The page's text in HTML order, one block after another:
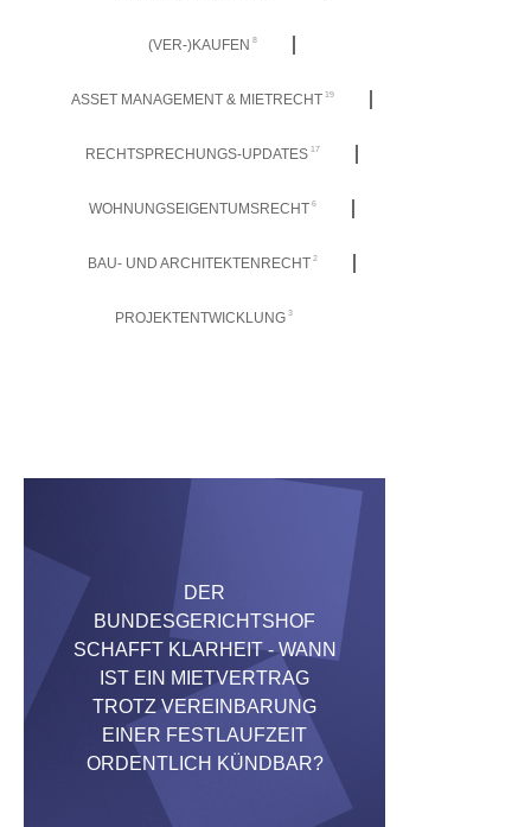
(VER-)KAUFEN 8
ASSET MANAGEMENT & MIETRECHT 19
RECHTSPRECHUNGS-UPDATES 17
WOHNUNGSEIGENTUMSRECHT 6
BAU- UND ARCHITEKTENRECHT 2
PROJEKTENTWICKLUNG 3
DER
BUNDESGERICHTSHOF
SCHAFFT KLARHEIT - WANN
IST EIN MIETVERTRAG
TROTZ VEREINBARUNG
EINER FESTLAUFZEIT
ORDENTLICH KÜNDBAR?